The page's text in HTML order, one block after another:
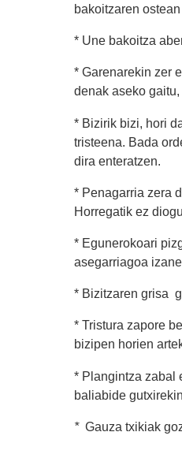
bakoitzaren
* Une bakoitza
* Garenarekin zer
denak aseko
* Bizirik bizi, hori
tristeena. Bada
dira enteratzen.
* Penagarria zera
Horregatik ez
* Egunerokoari
asegarriagoa
* Bizitzaren grisa
* Tristura zapore
bizipen horien
* Plangintza zabal
baliabide
* Gauza txikiak